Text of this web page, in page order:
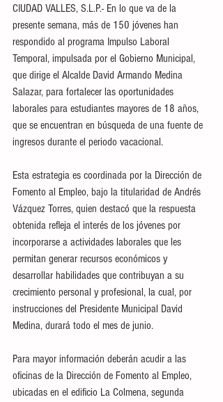
CIUDAD VALLES, S.L.P.- En lo que va de la
presente semana, más de 150 jóvenes han
respondido al programa Impulso Laboral
Temporal, impulsada por el Gobierno Municipal,
que dirige el Alcalde David Armando Medina
Salazar, para fortalecer las oportunidades
laborales para estudiantes mayores de 18 años,
que se encuentran en búsqueda de una fuente de
ingresos durante el periodo vacacional.
Esta estrategia es coordinada por la Dirección de
Fomento al Empleo, bajo la titularidad de Andrés
Vázquez Torres, quien destacó que la respuesta
obtenida refleja el interés de los jóvenes por
incorporarse a actividades laborales que les
permitan generar recursos económicos y
desarrollar habilidades que contribuyan a su
crecimiento personal y profesional, la cual, por
instrucciones del Presidente Municipal David
Medina, durará todo el mes de junio.
Para mayor información deberán acudir a las
oficinas de la Dirección de Fomento al Empleo,
ubicadas en el edificio La Colmena, segunda